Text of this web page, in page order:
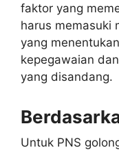
faktor yang
harus memasuki
yang
kepegawaian
yang disandang.
Untuk PNS